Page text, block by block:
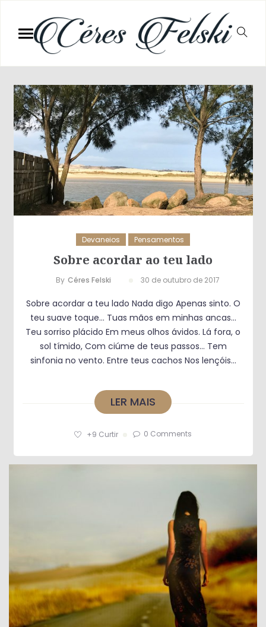
Devaneios Pensamentos
Sobre acordar ao teu lado
By Céres Felski 30 de outubro de 2017
Sobre acordar a teu lado Nada digo Apenas sinto. O
teu suave toque… Tuas mãos em minhas ancas…
Teu sorriso plácido Em meus olhos ávidos. Lá fora, o
sol tímido, Com ciúme de teus passos… Tem
sinfonia no vento. Entre teus cachos Nos lençóis...
LER MAIS
+9 Curtir 0 Comments